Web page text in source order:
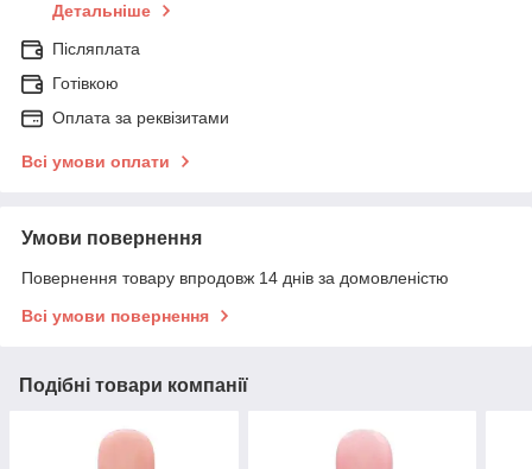
Детальніше
Післяплата
Готівкою
Оплата за реквізитами
Всі умови оплати
Умови повернення
Повернення товару впродовж 14 днів за домовленістю
Всі умови повернення
Подібні товари компанії